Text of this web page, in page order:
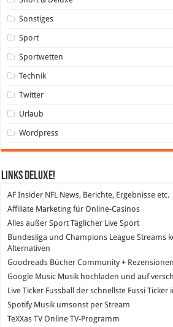
Sonstiges
Sport
Sportwetten
Technik
Twitter
Urlaub
Wordpress
Links DeLuXe!
AF Insider NFL News, Berichte, Ergebnisse etc.
Affiliate Marketing für Online-Casinos
Alles außer Sport Täglicher Live Sport
Bundesliga und Champions League Streams
Alternativen
Goodreads Bücher Community + Rezensionen
Google Music Musik hochladen und auf
Live Ticker Fussball der schnellste Fussi Ticker
SpotifyMusik umsonst per Stream
TeXXas TVOnline TV-Programm